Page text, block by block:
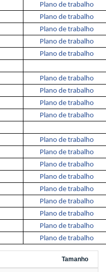
Plano de trabalho
Plano de trabalho
Plano de trabalho
Plano de trabalho
Plano de trabalho
Plano de trabalho
Plano de trabalho
Plano de trabalho
Plano de trabalho
Plano de trabalho
Plano de trabalho
Plano de trabalho
Plano de trabalho
Plano de trabalho
Plano de trabalho
Plano de trabalho
Plano de trabalho
Plano de trabalho
Tamanho